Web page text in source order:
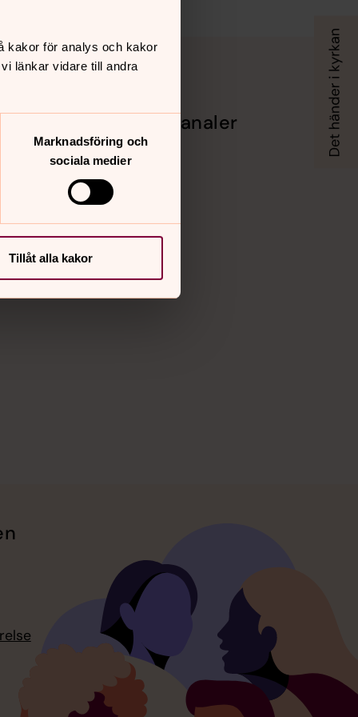
kakor för analys och kakor
länkar vidare till andra
Marknadsföring och
sociala medier
Tillåt alla kakor
Sociala kanaler
Facebook
Instagram
Vimeo